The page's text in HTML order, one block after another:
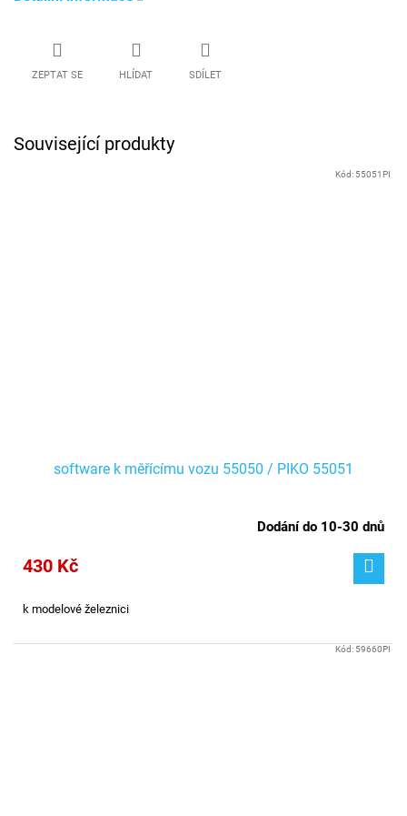
ZEPTAT SE HLÍDAT SDÍLET
Související produkty
software k měřícímu vozu 55050 / PIKO 55051
Dodání do 10-30 dnů
430 Kč
k modelové železnici
Kód: 55051PI
Kód: 59660PI